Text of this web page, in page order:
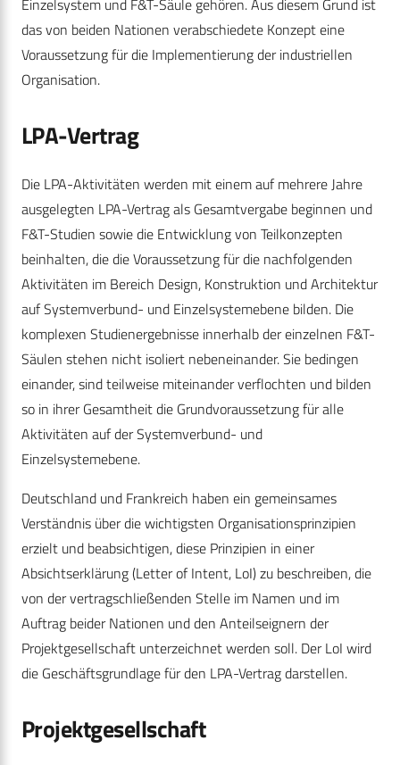
Einzelsystem und F&T-Säule gehören. Aus diesem Grund ist
das von beiden Nationen verabschiedete Konzept eine
Voraussetzung für die Implementierung der industriellen
Organisation.
LPA-Vertrag
Die LPA-Aktivitäten werden mit einem auf mehrere Jahre
ausgelegten LPA-Vertrag als Gesamtvergabe beginnen und
F&T-Studien sowie die Entwicklung von Teilkonzepten
beinhalten, die die Voraussetzung für die nachfolgenden
Aktivitäten im Bereich Design, Konstruktion und Architektur
auf Systemverbund- und Einzelsystemebene bilden. Die
komplexen Studienergebnisse innerhalb der einzelnen F&T-
Säulen stehen nicht isoliert nebeneinander. Sie bedingen
einander, sind teilweise miteinander verflochten und bilden
so in ihrer Gesamtheit die Grundvoraussetzung für alle
Aktivitäten auf der Systemverbund- und
Einzelsystemebene.
Deutschland und Frankreich haben ein gemeinsames
Verständnis über die wichtigsten Organisationsprinzipien
erzielt und beabsichtigen, diese Prinzipien in einer
Absichtserklärung (Letter of Intent, LoI) zu beschreiben, die
von der vertragschließenden Stelle im Namen und im
Auftrag beider Nationen und den Anteilseignern der
Projektgesellschaft unterzeichnet werden soll. Der LoI wird
die Geschäftsgrundlage für den LPA-Vertrag darstellen.
Projektgesellschaft